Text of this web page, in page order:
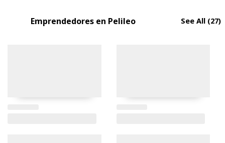
Emprendedores en Pelileo See All (27)